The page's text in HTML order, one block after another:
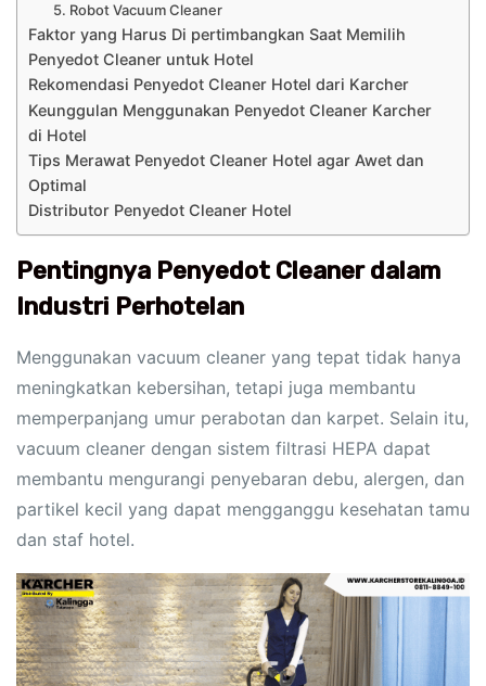
5. Robot Vacuum Cleaner
Faktor yang Harus Di pertimbangkan Saat Memilih
Penyedot Cleaner untuk Hotel
Rekomendasi Penyedot Cleaner Hotel dari Karcher
Keunggulan Menggunakan Penyedot Cleaner Karcher
di Hotel
Tips Merawat Penyedot Cleaner Hotel agar Awet dan
Optimal
Distributor Penyedot Cleaner Hotel
Pentingnya Penyedot Cleaner dalam
Industri Perhotelan
Menggunakan vacuum cleaner yang tepat tidak hanya
meningkatkan kebersihan, tetapi juga membantu
memperpanjang umur perabotan dan karpet. Selain itu,
vacuum cleaner dengan sistem filtrasi HEPA dapat
membantu mengurangi penyebaran debu, alergen, dan
partikel kecil yang dapat mengganggu kesehatan tamu
dan staf hotel.